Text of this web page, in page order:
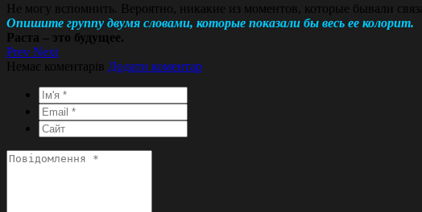
Не могу вспомнить. Вероятно, никакие из моментов, которые бывали
Опишите группу двумя словами, которые показали бы весь ее колорит.
Раста – это будущее.
Prev Next
Немає коментарів Додати коментар